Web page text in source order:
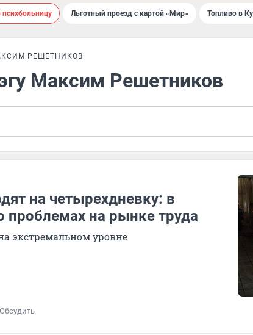
Льготный проезд с картой «Мир» Топливо в
РЕШЕТНИКОВ
Максим Решетников
на четырехдневку: в
проблемах на рынке труда
экстремальном уровне
Обсудить